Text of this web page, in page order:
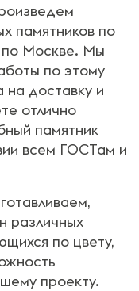
памятников по
по Москве. Мы
по этому
на доставку и
отлично
памятник
всем ГОСТам и
различных
по цвету,
проекту.